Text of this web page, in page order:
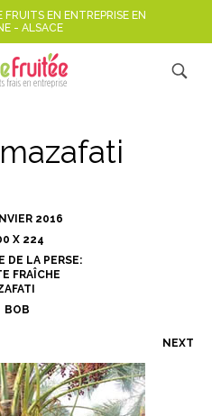
FRUITS EN ENTREPRISE EN
- ALSACE
2016
X 224
DE LA PERSE:
FRAÎCHE
BOB
NEXT